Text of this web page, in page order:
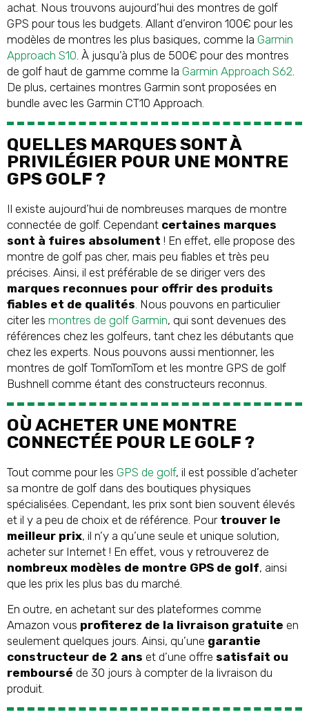
achat. Nous trouvons aujourd’hui des montres de golf
GPS pour tous les budgets. Allant d’environ 100€ pour les
modèles de montres les plus basiques, comme la Garmin
Approach S10. À jusqu’à plus de 500€ pour des montres
de golf haut de gamme comme la Garmin Approach S62.
De plus, certaines montres Garmin sont proposées en
bundle avec les Garmin CT10 Approach.
QUELLES MARQUES SONT À
PRIVILÉGIER POUR UNE MONTRE
GPS GOLF ?
Il existe aujourd’hui de nombreuses marques de montre
connectée de golf. Cependant certaines marques
sont à fuires absolument ! En effet, elle propose des
montre de golf pas cher, mais peu fiables et très peu
précises. Ainsi, il est préférable de se diriger vers des
marques reconnues pour offrir des produits
fiables et de qualités. Nous pouvons en particulier
citer les montres de golf Garmin, qui sont devenues des
références chez les golfeurs, tant chez les débutants que
chez les experts. Nous pouvons aussi mentionner, les
montres de golf TomTomTom et les montre GPS de golf
Bushnell comme étant des constructeurs reconnus.
OÙ ACHETER UNE MONTRE
CONNECTÉE POUR LE GOLF ?
Tout comme pour les GPS de golf, il est possible d’acheter
sa montre de golf dans des boutiques physiques
spécialisées. Cependant, les prix sont bien souvent élevés
et il y a peu de choix et de référence. Pour trouver le
meilleur prix, il n’y a qu’une seule et unique solution,
acheter sur Internet ! En effet, vous y retrouverez de
nombreux modèles de montre GPS de golf, ainsi
que les prix les plus bas du marché.
En outre, en achetant sur des plateformes comme
Amazon vous profiterez de la livraison gratuite en
seulement quelques jours. Ainsi, qu’une garantie
constructeur de 2 ans et d’une offre satisfait ou
remboursé de 30 jours à compter de la livraison du
produit.